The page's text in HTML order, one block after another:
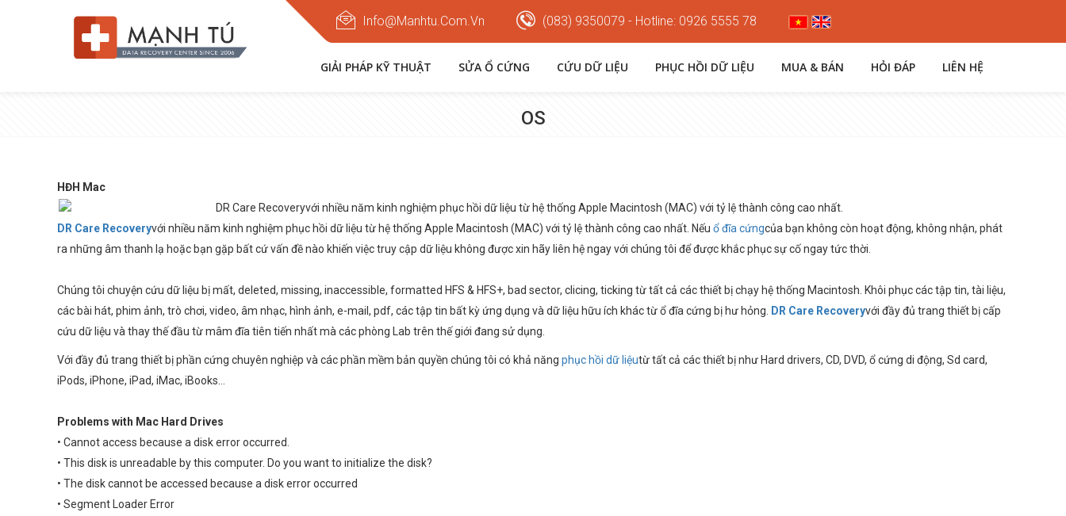
Info@manhtu.com.vn (083) 9350079 - Hotline: 0926 5555 78
GIẢI PHÁP KỸ THUẬT SỬA Ổ CỨNG CỨU DỮ LIỆU PHỤC HỒI DỮ LIỆU MUA & BÁN HỎI ĐÁP LIÊN HỆ
OS
HĐH Mac
DR Care Recoveryvới nhiều năm kinh nghiệm phục hồi dữ liệu từ hệ thống Apple Macintosh (MAC) với tỷ lệ thành công cao nhất.
DR Care Recoveryvới nhiều năm kinh nghiệm phục hồi dữ liệu từ hệ thống Apple Macintosh (MAC) với tỷ lệ thành công cao nhất. Nếu ổ đĩa cứngcủa bạn không còn hoạt động, không nhận, phát
ra những âm thanh lạ hoặc bạn gặp bất cứ vấn đề nào khiến việc truy cập dữ liệu không được xin hãy liên hệ ngay với chúng tôi để được khắc phục sự cố ngay tức thời.
Chúng tôi chuyện cứu dữ liệu bị mất, deleted, missing, inaccessible, formatted HFS & HFS+, bad sector, clicing, ticking từ tất cả các thiết bị chạy hệ thống Macintosh. Khôi phục các tập tin, tài liệu,
các bài hát, phim ảnh, trò chơi, video, âm nhạc, hình ảnh, e-mail, pdf, các tập tin bất kỳ ứng dụng và dữ liệu hữu ích khác từ ổ đĩa cứng bị hư hỏng.
DR Care Recoveryvới đầy đủ trang thiết bị cấp
cứu dữ liệu và thay thế đầu từ mâm đĩa tiên tiến nhất mà các phòng Lab trên thế giới đang sử dụng.
Với đầy đủ trang thiết bị phần cứng chuyên nghiệp và các phần mềm bản quyền chúng tôi có khả năng phục hồi dữ liệutừ tất cả các thiết bị như Hard drivers, CD, DVD, ổ cứng di động, Sd card,
iPods, iPhone, iPad, iMac, iBooks…
Problems with Mac Hard Drives
• Cannot access because a disk error occurred.
• This disk is unreadable by this computer. Do you want to initialize the disk?
• The disk cannot be accessed because a disk error occurred
• Segment Loader Error